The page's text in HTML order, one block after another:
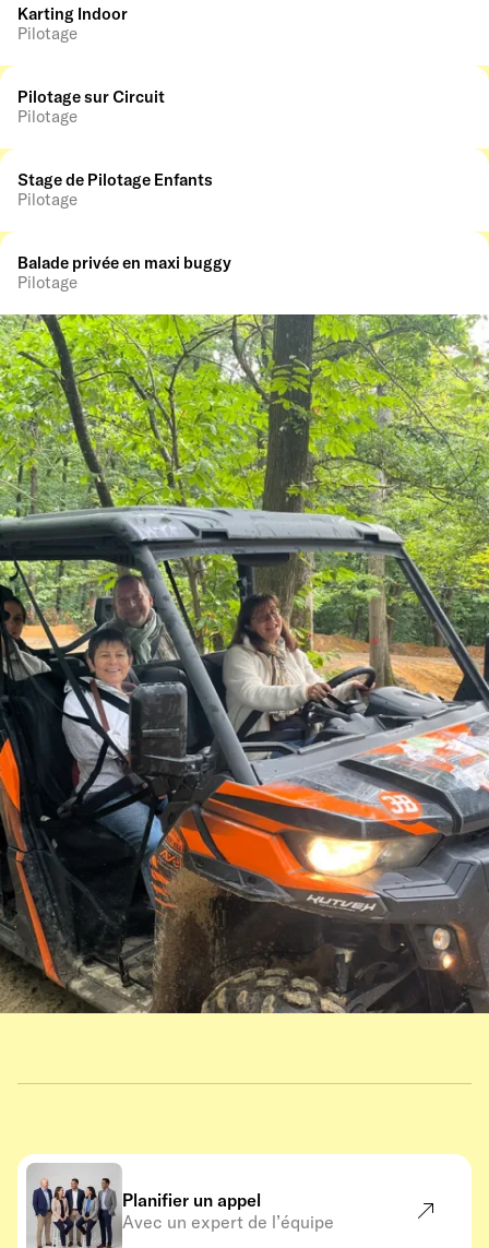
Karting Indoor
Pilotage
Pilotage sur Circuit
Pilotage
Stage de Pilotage Enfants
Pilotage
Balade privée en maxi buggy
Pilotage
Planifier un appel
Avec un expert de l’équipe